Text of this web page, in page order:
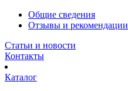
Общие сведения
Отзывы и рекомендации
Статьи и новости
Контакты
Каталог